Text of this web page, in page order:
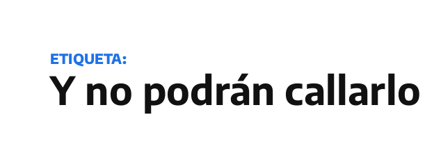
ETIQUETA:
Y no podrán callarlo